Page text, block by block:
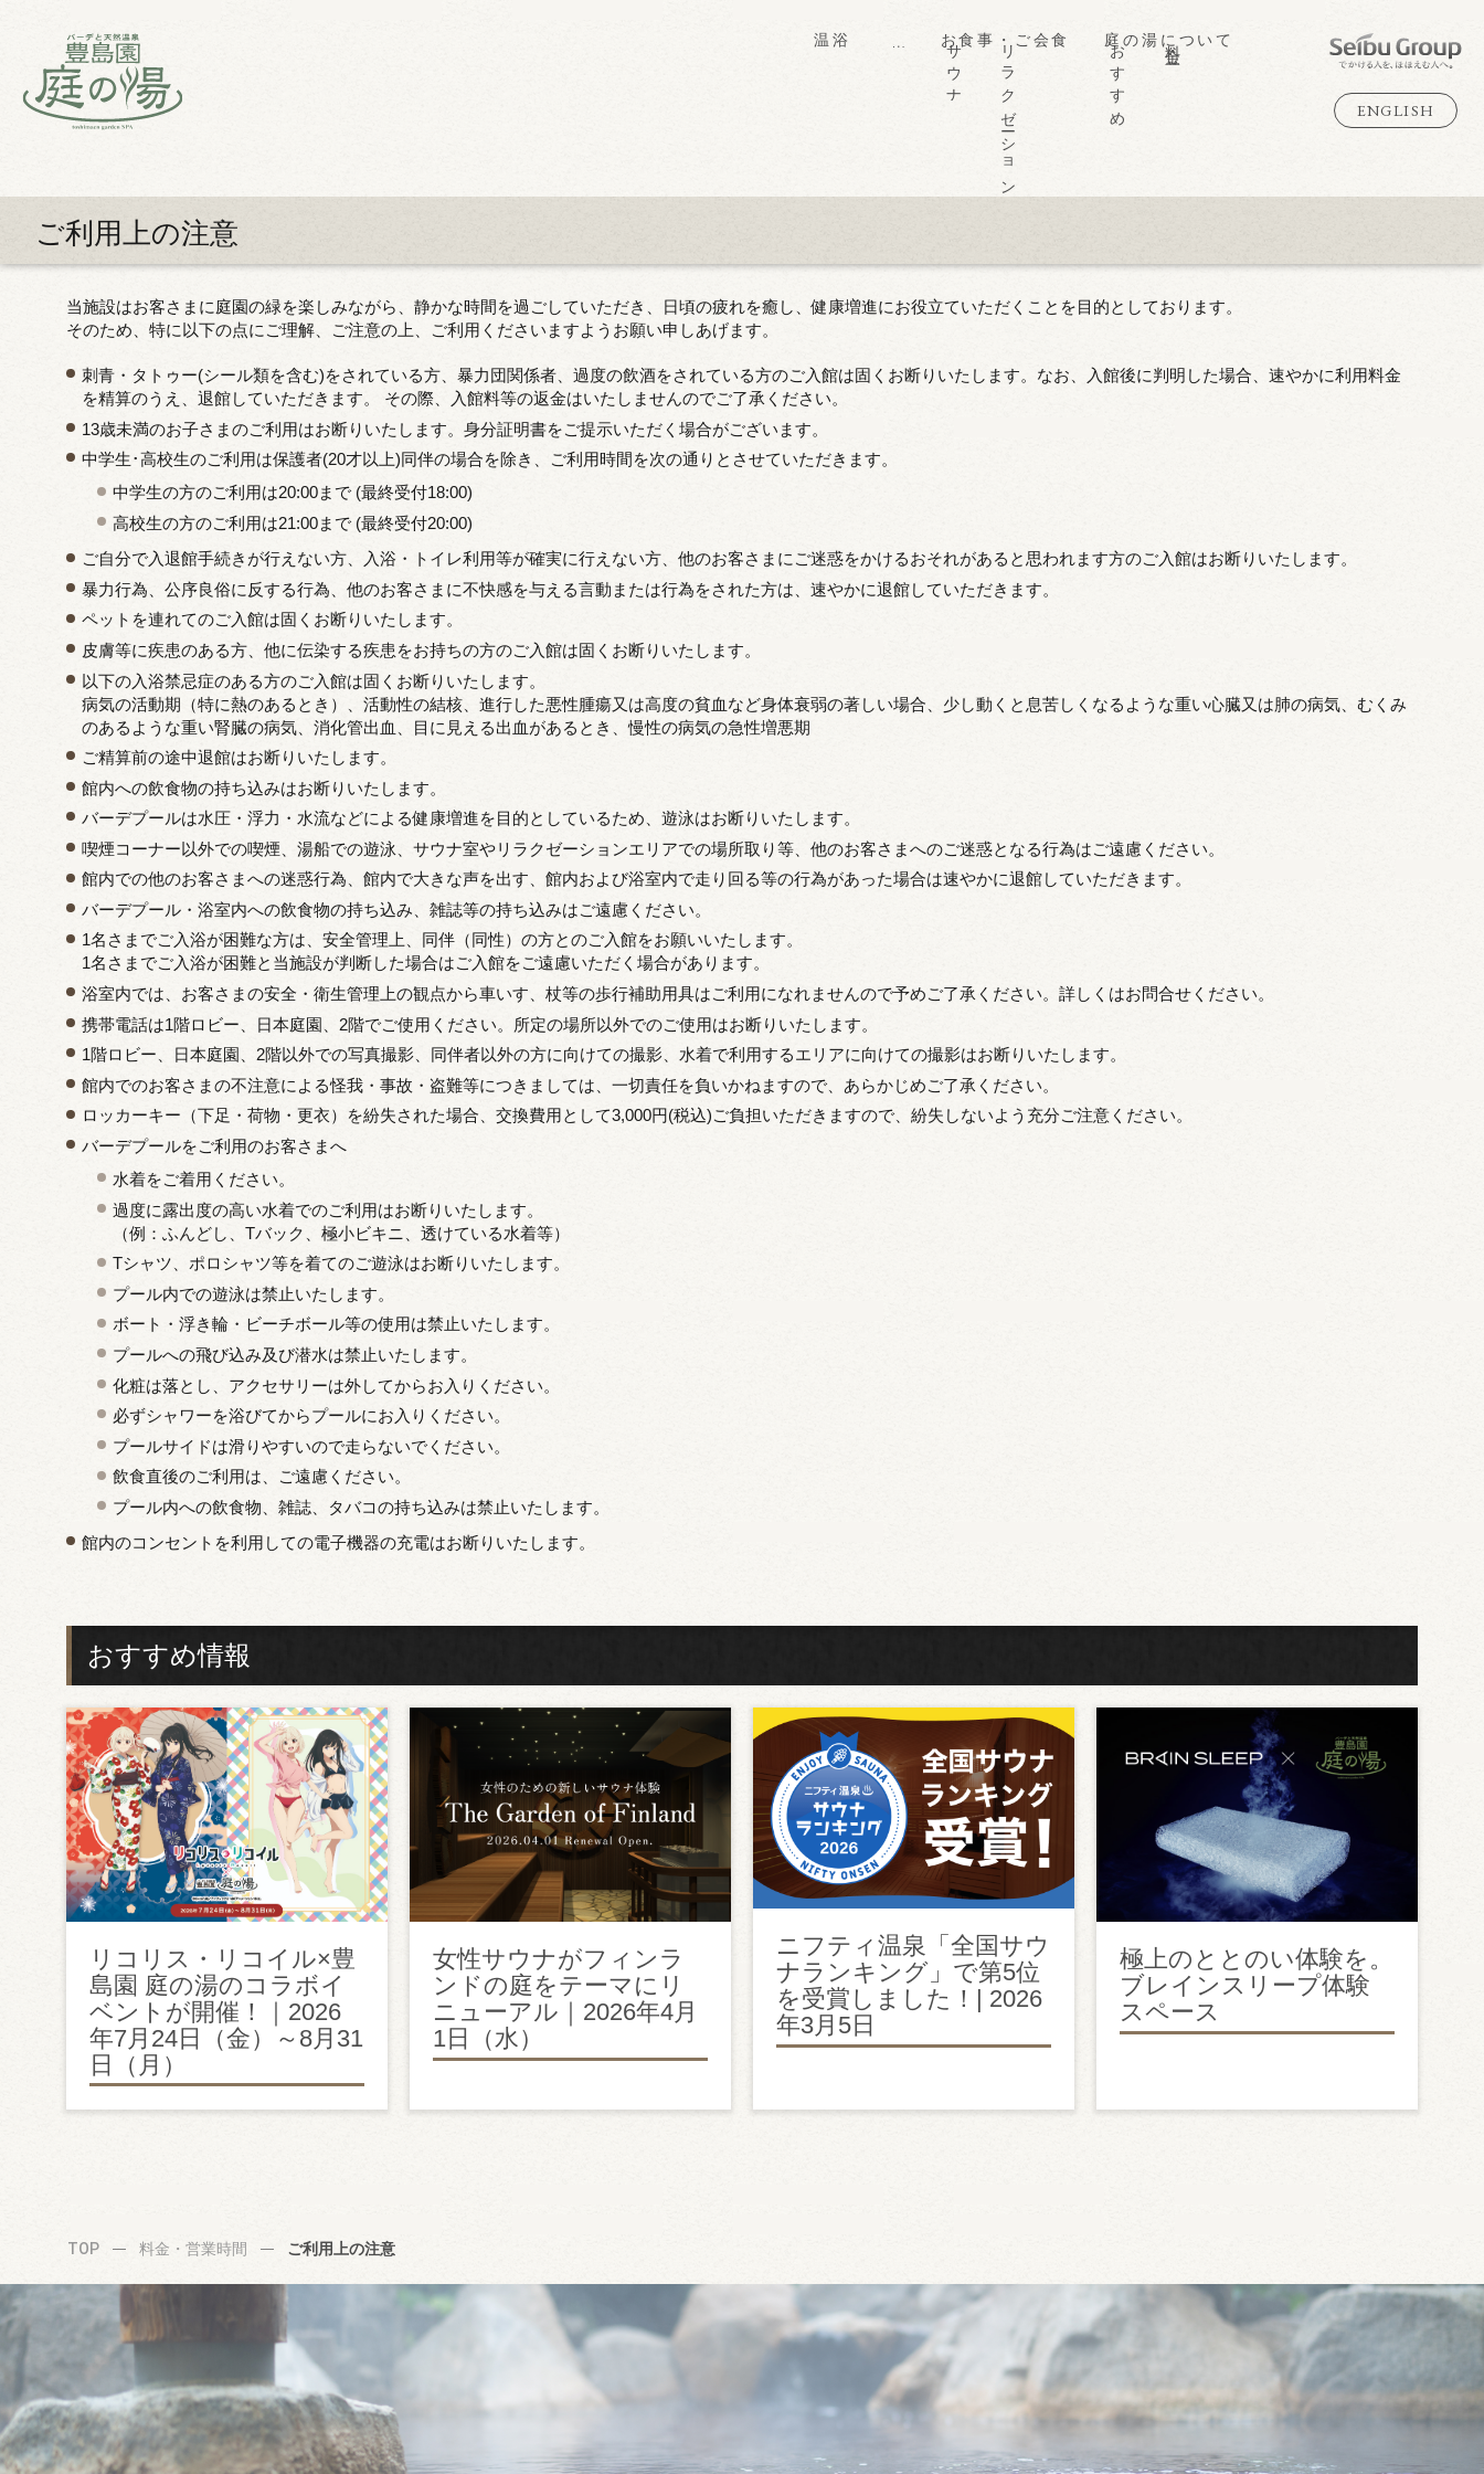
温浴
温浴ゾーン
バーデゾーン
サウナ リラクゼーション
お食事・ご会食
お食事処「緑水亭」
バーカウンター
おすすめ情報 料金・営業時間
庭の湯について
庭の湯のこだわり
館内のご案内
交通アクセス
ENGLISH
ご利用上の注意
当施設はお客さまに庭園の緑を楽しみながら、静かな時間を過ごしていただき、日頃の疲れを癒し、健康増進にお役立ていただくことを目的としております。
そのため、特に以下の点にご理解、ご注意の上、ご利用くださいますようお願い申しあげます。
刺青・タトゥー(シール類を含む)をされている方、暴力団関係者、過度の飲酒をされている方のご入館は固くお断りいたします。なお、入館後に判明した場合、速やかに利用料金
を精算のうえ、退館していただきます。 その際、入館料等の返金はいたしませんのでご了承ください。
13歳未満のお子さまのご利用はお断りいたします。身分証明書をご提示いただく場合がございます。
中学生･高校生のご利用は保護者(20才以上)同伴の場合を除き、ご利用時間を次の通りとさせていただきます。
中学生の方のご利用は20:00まで (最終受付18:00)
高校生の方のご利用は21:00まで (最終受付20:00)
ご自分で入退館手続きが行えない方、入浴・トイレ利用等が確実に行えない方、他のお客さまにご迷惑をかけるおそれがあると思われます方のご入館はお断りいたします。
暴力行為、公序良俗に反する行為、他のお客さまに不快感を与える言動または行為をされた方は、速やかに退館していただきます。
ペットを連れてのご入館は固くお断りいたします。
皮膚等に疾患のある方、他に伝染する疾患をお持ちの方のご入館は固くお断りいたします。
以下の入浴禁忌症のある方のご入館は固くお断りいたします。
病気の活動期（特に熱のあるとき）、活動性の結核、進行した悪性腫瘍又は高度の貧血など身体衰弱の著しい場合、少し動くと息苦しくなるような重い心臓又は肺の病気、むくみ
のあるような重い腎臓の病気、消化管出血、目に見える出血があるとき、慢性の病気の急性増悪期
ご精算前の途中退館はお断りいたします。
館内への飲食物の持ち込みはお断りいたします。
バーデプールは水圧・浮力・水流などによる健康増進を目的としているため、遊泳はお断りいたします。
喫煙コーナー以外での喫煙、湯船での遊泳、サウナ室やリラクゼーションエリアでの場所取り等、他のお客さまへのご迷惑となる行為はご遠慮ください。
館内での他のお客さまへの迷惑行為、館内で大きな声を出す、館内および浴室内で走り回る等の行為があった場合は速やかに退館していただきます。
バーデプール・浴室内への飲食物の持ち込み、雑誌等の持ち込みはご遠慮ください。
1名さまでご入浴が困難な方は、安全管理上、同伴（同性）の方とのご入館をお願いいたします。
1名さまでご入浴が困難と当施設が判断した場合はご入館をご遠慮いただく場合があります。
浴室内では、お客さまの安全・衛生管理上の観点から車いす、杖等の歩行補助用具はご利用になれませんので予めご了承ください。詳しくはお問合せください。
携帯電話は1階ロビー、日本庭園、2階でご使用ください。所定の場所以外でのご使用はお断りいたします。
1階ロビー、日本庭園、2階以外での写真撮影、同伴者以外の方に向けての撮影、水着で利用するエリアに向けての撮影はお断りいたします。
館内でのお客さまの不注意による怪我・事故・盗難等につきましては、一切責任を負いかねますので、あらかじめご了承ください。
ロッカーキー（下足・荷物・更衣）を紛失された場合、交換費用として3,000円(税込)ご負担いただきますので、紛失しないよう充分ご注意ください。
バーデプールをご利用のお客さまへ
水着をご着用ください。
過度に露出度の高い水着でのご利用はお断りいたします。
（例：ふんどし、Tバック、極小ビキニ、透けている水着等）
Tシャツ、ポロシャツ等を着てのご遊泳はお断りいたします。
プール内での遊泳は禁止いたします。
ボート・浮き輪・ビーチボール等の使用は禁止いたします。
プールへの飛び込み及び潜水は禁止いたします。
化粧は落とし、アクセサリーは外してからお入りください。
必ずシャワーを浴びてからプールにお入りください。
プールサイドは滑りやすいので走らないでください。
飲食直後のご利用は、ご遠慮ください。
プール内への飲食物、雑誌、タバコの持ち込みは禁止いたします。
館内のコンセントを利用しての電子機器の充電はお断りいたします。
おすすめ情報
リコリス・リコイル×豊
島園 庭の湯のコラボイ
ベントが開催！｜2026
年7月24日（金）～8月31
日（月）
女性サウナがフィンラ
ンドの庭をテーマにリ
ニューアル｜2026年4月
1日（水）
ニフティ温泉「全国サウ
ナランキング」で第5位
を受賞しました！| 2026
年3月5日
極上のととのい体験を。
ブレインスリープ体験
スペース
TOP 料金・営業時間 ご利用上の注意